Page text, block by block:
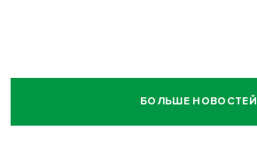
БОЛЬШЕ НОВОСТЕЙ